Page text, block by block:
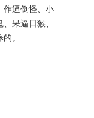
作逼倒怪、小
呆逼日猴、
。